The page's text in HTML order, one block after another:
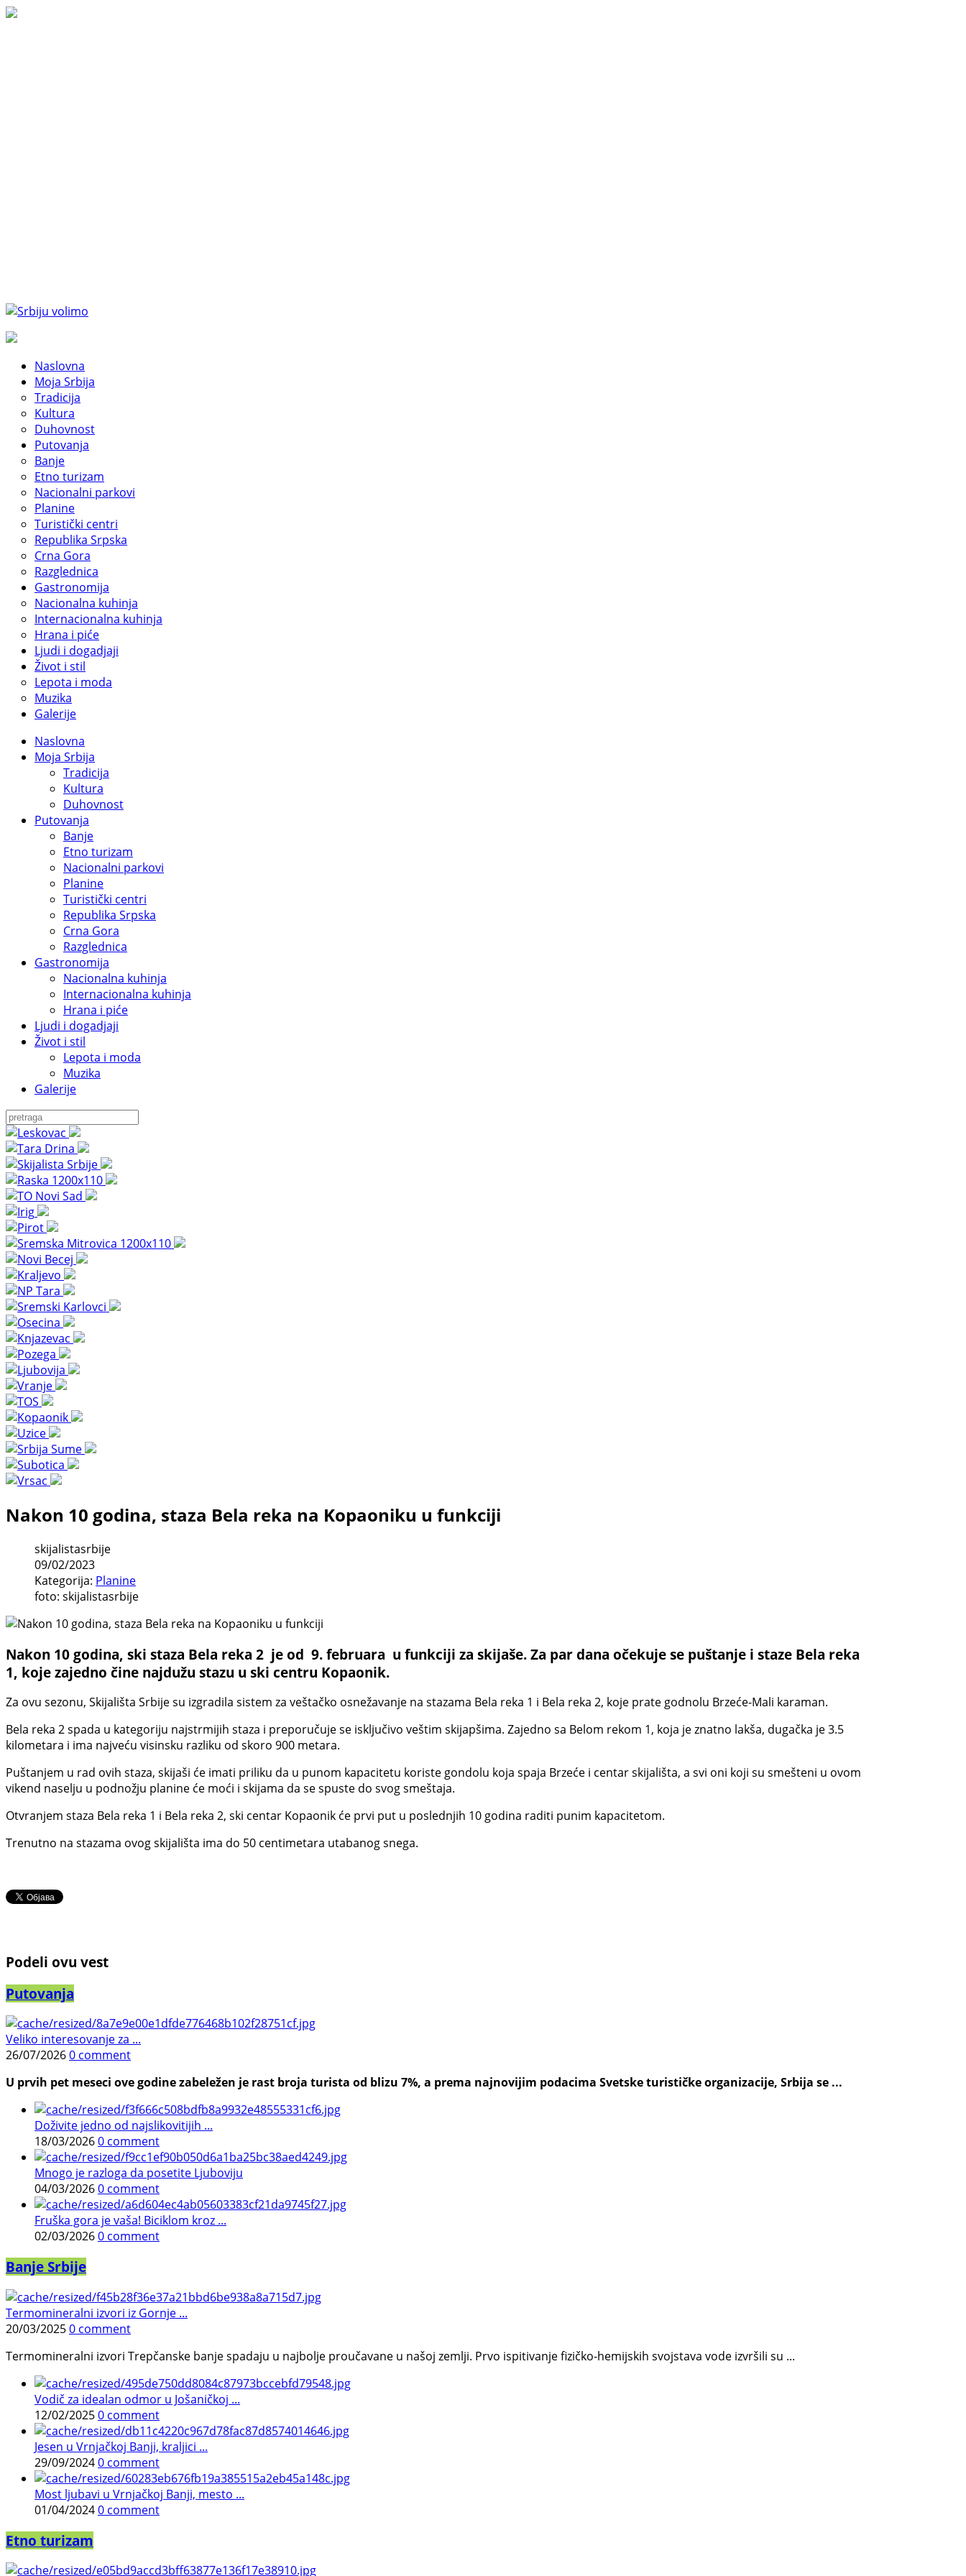
Naslovna
Moja Srbija
Tradicija
Kultura
Duhovnost
Putovanja
Banje
Etno turizam
Nacionalni parkovi
Planine
Turistički centri
Republika Srpska
Crna Gora
Razglednica
Gastronomija
Nacionalna kuhinja
Internacionalna kuhinja
Hrana i piće
Ljudi i dogadjaji
Život i stil
Lepota i moda
Muzika
Galerije
Naslovna
Moja Srbija
Tradicija
Kultura
Duhovnost
Putovanja
Banje
Etno turizam
Nacionalni parkovi
Planine
Turistički centri
Republika Srpska
Crna Gora
Razglednica
Gastronomija
Nacionalna kuhinja
Internacionalna kuhinja
Hrana i piće
Ljudi i dogadjaji
Život i stil
Lepota i moda
Muzika
Galerije
Nakon 10 godina, staza Bela reka na Kopaoniku u funkciji
skijalistasrbije
09/02/2023
Kategorija: Planine
foto: skijalistasrbije
Nakon 10 godina, ski staza Bela reka 2 je od 9. februara u funkciji za skijaše. Za par dana očekuje se puštanje i staze Bela reka
1, koje zajedno čine najdužu stazu u ski centru Kopaonik.
Za ovu sezonu, Skijališta Srbije su izgradila sistem za veštačko osnežavanje na stazama Bela reka 1 i Bela reka 2, koje prate godnolu Brzeće-Mali karaman.
Bela reka 2 spada u kategoriju najstrmijih staza i preporučuje se isključivo veštim skijapšima. Zajedno sa Belom rekom 1, koja je znatno lakša, dugačka je 3.5
kilometara i ima najveću visinsku razliku od skoro 900 metara.
Puštanjem u rad ovih staza, skijaši će imati priliku da u punom kapacitetu koriste gondolu koja spaja Brzeće i centar skijališta, a svi oni koji su smešteni u ovom
vikend naselju u podnožju planine će moći i skijama da se spuste do svog smeštaja.
Otvranjem staza Bela reka 1 i Bela reka 2, ski centar Kopaonik će prvi put u poslednjih 10 godina raditi punim kapacitetom.
Trenutno na stazama ovog skijališta ima do 50 centimetara utabanog snega.
Podeli ovu vest
Putovanja
Veliko interesovanje za ...
26/07/20260 comment
U prvih pet meseci ove godine zabeležen je rast broja turista od blizu 7%, a prema najnovijim podacima Svetske turističke organizacije, Srbija se ...
Doživite jedno od najslikovitijih ...
18/03/20260 comment
Mnogo je razloga da posetite Ljuboviju
04/03/20260 comment
Fruška gora je vaša! Biciklom kroz ...
02/03/20260 comment
Banje Srbije
Termomineralni izvori iz Gornje ...
20/03/20250 comment
Termomineralni izvori Trepčanske banje spadaju u najbolje proučavane u našoj zemlji. Prvo ispitivanje fizičko-hemijskih svojstava vode izvršili su ...
Vodič za idealan odmor u Jošaničkoj ...
12/02/20250 comment
Jesen u Vrnjačkoj Banji, kraljici ...
29/09/20240 comment
Most ljubavi u Vrnjačkoj Banji, mesto ...
01/04/20240 comment
Etno turizam